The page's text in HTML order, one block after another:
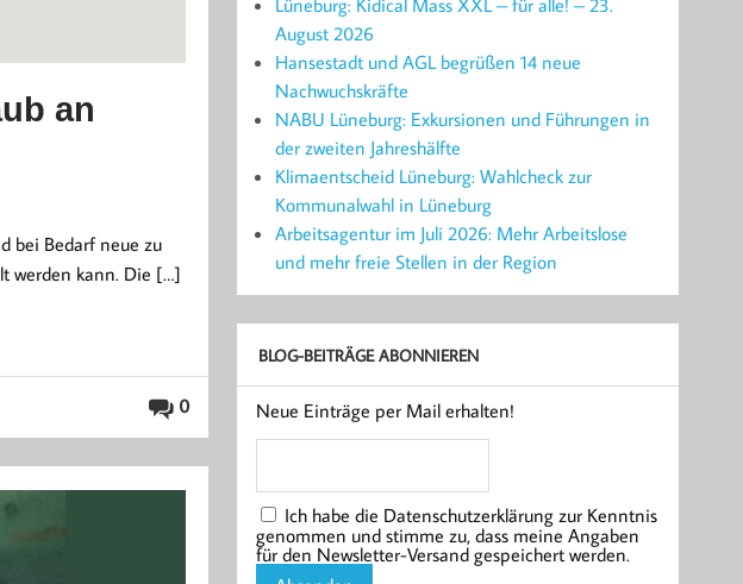
an
bei Bedarf neue zu
werden kann. Die […]
0
Lüneburg: Kidical Mass XXL – für alle! – 23.
August 2026
Hansestadt und AGL begrüßen 14 neue
Nachwuchskräfte
NABU Lüneburg: Exkursionen und Führungen in
der zweiten Jahreshälfte
Klimaentscheid Lüneburg: Wahlcheck zur
Kommunalwahl in Lüneburg
Arbeitsagentur im Juli 2026: Mehr Arbeitslose
und mehr freie Stellen in der Region
BLOG-BEITRÄGE ABONNIEREN
Neue Einträge per Mail erhalten!
Ich habe die Datenschutzerklärung zur Kenntnis
genommen und stimme zu, dass meine Angaben
für den Newsletter-Versand gespeichert werden.